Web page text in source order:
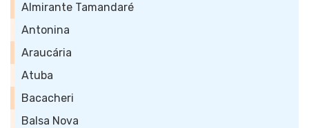
Almirante Tamandaré
Antonina
Araucária
Atuba
Bacacheri
Balsa Nova